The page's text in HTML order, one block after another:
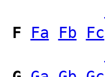
F
Fa Fb Fc